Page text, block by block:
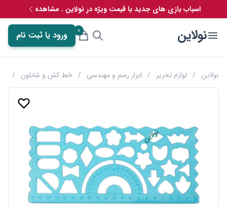
اسباب بازی های جدید با قیمت ویژه در نولاین . مشاهده
نولاین 0 ورود یا ثبت نام
نولاین / لوازم تحریر / ابزار رسم و مهندسی / خط کش و شابلون /